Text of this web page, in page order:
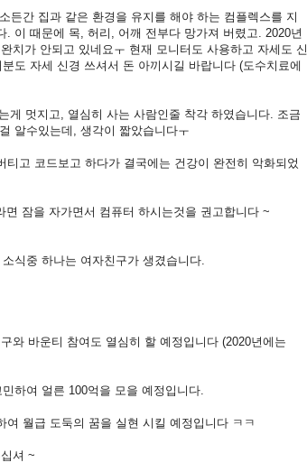
든간 집과 같은 환경을 유지를 해야 하는 컴플렉스를 지
. 이 때문에 목, 허리, 어깨 전부다 망가져 버렸고. 2020년
치가 안되고 있네요ㅜ 현재 모니터도 사용하고 자세도 신
도 자세 신경 쓰셔서 돈 아끼시길 바랍니다 (도수치료에
게 멋지고, 열심히 사는 사람인줄 착각 하였습니다. 조금
알수있는데, 생각이 짧았습니다ㅜ
고 코드보고 하다가 결국에는 건강이 완전히 악화되었
잠을 자가면서 컴퓨터 하시는것을 권고합니다 ~
식중 하나는 여자친구가 생겼습니다.
와 바운티 참여도 열심히 할 예정입니다 (2020년에는
하여 얼른 100억을 모을 예정입니다.
월급 도둑의 꿈을 실현 시킬 예정입니다 ㅋㅋ
셔 ~